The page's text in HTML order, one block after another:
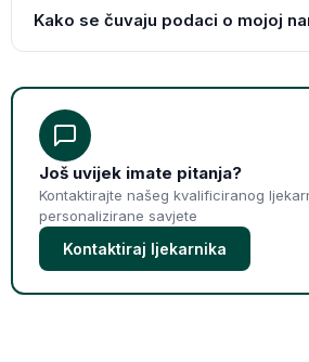
Kako se čuvaju podaci o mojoj
Još uvijek imate pitanja?
Kontaktirajte našeg kvalificiranog
personalizirane savjete
Kontaktiraj ljekarnika